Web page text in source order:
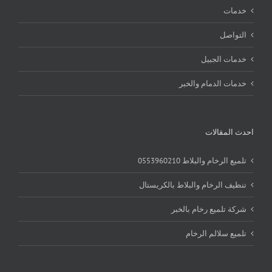
خدمات
التواصل
خدمات الجبيل
خدمات الدمام والخبر
احدث المقالات
تلميع الرخام والبلاط 0553960210
تنظيف الرخام والبلاط بالكريستال
شركة تلميع رخام بالخبر
تلميع سلالم الرخام